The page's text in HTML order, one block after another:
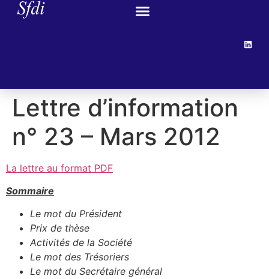
Lettre d’information
n° 23 – Mars 2012
La lettre au format PDF
Sommaire
Le mot du Président
Prix de thèse
Activités de la Société
Le mot des Trésoriers
Le mot du Secrétaire général